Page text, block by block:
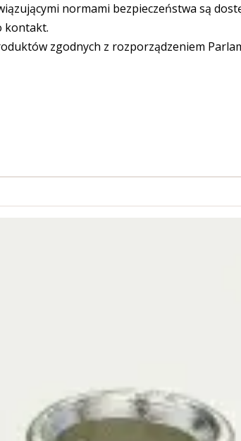
normami bezpieczeństwa są
kontakt.
zgodnych z rozporządzeniem